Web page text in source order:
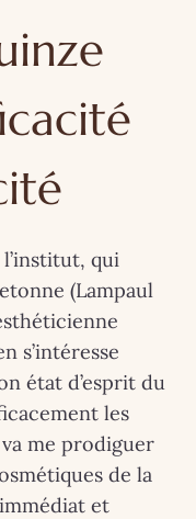
qui
(Lampaul
s’intéresse
état d’esprit du
les
me prodiguer
de la
et